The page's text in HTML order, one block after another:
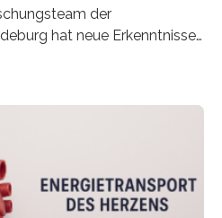
der
hat neue Erkenntnisse
ihrer aktuellen Studie,
dass Mini-Tumore
und Patienten –
werden können, um
am besten
identifiziert, das künftig